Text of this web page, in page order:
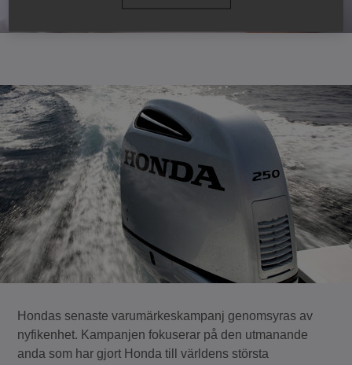
Hondas senaste varumärkeskampanj genomsyras av
nyfikenhet. Kampanjen fokuserar på den utmanande
anda som har gjort Honda till världens största